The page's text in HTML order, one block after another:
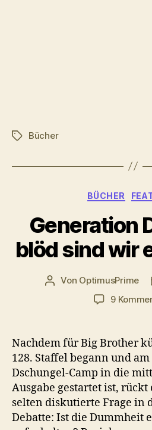
Schlagwörter
Bücher
BÜCHER
Generation
blöd sind wir
Beitragsautor
Von OptimusPrime
9
Nachdem für Big Brother
128. Staffel begann und
Dschungel-Camp in die
Ausgabe gestartet ist,
selten diskutierte Frage in
Debatte: Ist die Dummheit